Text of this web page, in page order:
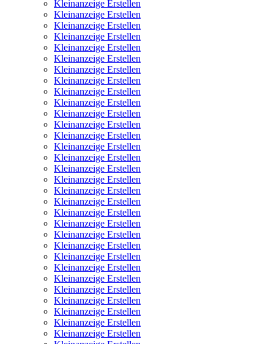
Kleinanzeige Erstellen
Kleinanzeige Erstellen
Kleinanzeige Erstellen
Kleinanzeige Erstellen
Kleinanzeige Erstellen
Kleinanzeige Erstellen
Kleinanzeige Erstellen
Kleinanzeige Erstellen
Kleinanzeige Erstellen
Kleinanzeige Erstellen
Kleinanzeige Erstellen
Kleinanzeige Erstellen
Kleinanzeige Erstellen
Kleinanzeige Erstellen
Kleinanzeige Erstellen
Kleinanzeige Erstellen
Kleinanzeige Erstellen
Kleinanzeige Erstellen
Kleinanzeige Erstellen
Kleinanzeige Erstellen
Kleinanzeige Erstellen
Kleinanzeige Erstellen
Kleinanzeige Erstellen
Kleinanzeige Erstellen
Kleinanzeige Erstellen
Kleinanzeige Erstellen
Kleinanzeige Erstellen
Kleinanzeige Erstellen
Kleinanzeige Erstellen
Kleinanzeige Erstellen
Kleinanzeige Erstellen